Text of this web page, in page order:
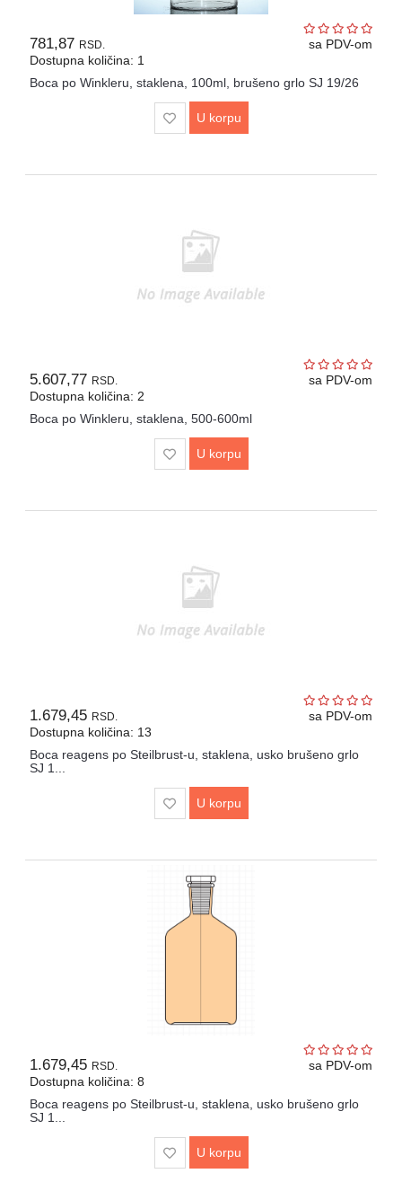
781,87 RSD.
sa PDV-om
Dostupna količina: 1
Boca po Winkleru, staklena, 100ml, brušeno grlo SJ 19/26
U korpu
5.607,77 RSD.
sa PDV-om
Dostupna količina: 2
Boca po Winkleru, staklena, 500-600ml
U korpu
1.679,45 RSD.
sa PDV-om
Dostupna količina: 13
Boca reagens po Steilbrust-u, staklena, usko brušeno grlo
SJ 1...
U korpu
1.679,45 RSD.
sa PDV-om
Dostupna količina: 8
Boca reagens po Steilbrust-u, staklena, usko brušeno grlo
SJ 1...
U korpu